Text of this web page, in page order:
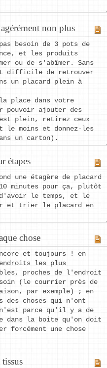
non plus
besoin de 3 pots de
et les produits
ou de s'abîmer. Sans
difficile de retrouver
un placard plein à
place dans votre
pouvoir ajouter des
plein, retirez ceux
le moins et donnez-les
un carton).
étapes
une étagère de placard
10 minutes pour ça, plutôt
le temps, et le
et trier le placard en
chose
et toujours ! en
les plus
proches de l'endroit
(le courrier près de
par exemple) ; en
des choses qui n'ont
parce qu'il y a de
dans la boite qu'on doit
forcément une chose